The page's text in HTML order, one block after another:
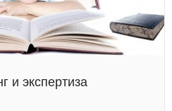
и экспертиза